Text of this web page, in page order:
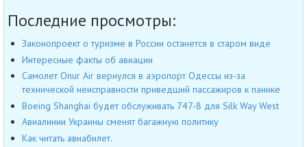
Последние просмотры:
Законопроект о туризме в России останется в старом виде
Интересные факты об авиации
Самолет Onur Air вернулся в аэропорт Одессы из-за
технической неисправности приведший пассажиров к панике
Boeing Shanghai будет обслуживать 747-8 для Silk Way West
Авиалинии Украины сменят багажную политику
Как читать авиабилет.